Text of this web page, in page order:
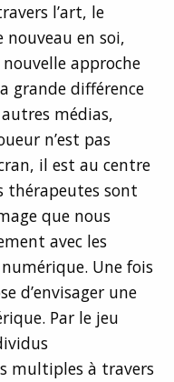
l’art, le
en soi,
approche
grande différence
médias,
n’est pas
il est au centre
thérapeutes sont
que nous
avec les
Une fois
d’envisager une
Par le jeu
multiples à travers